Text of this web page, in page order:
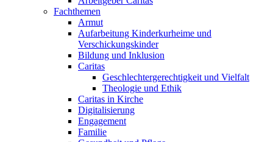
Fachthemen
Armut
Aufarbeitung Kinderkurheime und
Verschickungskinder
Bildung und Inklusion
Caritas
Geschlechtergerechtigkeit und Vielfalt
Theologie und Ethik
Caritas in Kirche
Digitalisierung
Engagement
Familie